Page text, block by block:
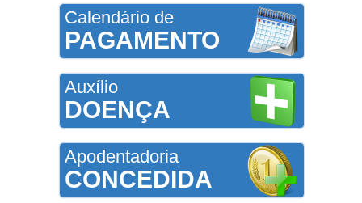
Calendário de
PAGAMENTO
Auxílio
DOENÇA
Apodentadoria
CONCEDIDA